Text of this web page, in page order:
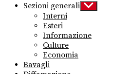
Sezioni generali Show
sub
Interni
Esteri
Informazione
Culture
Economia
Bavagli